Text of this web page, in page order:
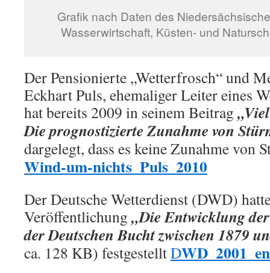
Grafik nach Daten des
Wasserwirtschaft, Küsten- und
Der Pensionierte „Wetterfrosch“ und
Eckhart Puls, ehemaliger Leiter eines
hat bereits 2009 in seinem Beitrag
Die prognostizierte Zunahme von
dargelegt, dass es keine Zunahme von
Wind-um-nichts_Puls_2010
Der Deutsche Wetterdienst (DWD)
Veröffentlichung„Die Entwicklung
der Deutschen Bucht zwischen 1879
ca. 128 KB) festgestelltD